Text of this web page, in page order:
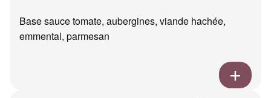
Base sauce tomate, aubergines, viande hachée,
emmental, parmesan